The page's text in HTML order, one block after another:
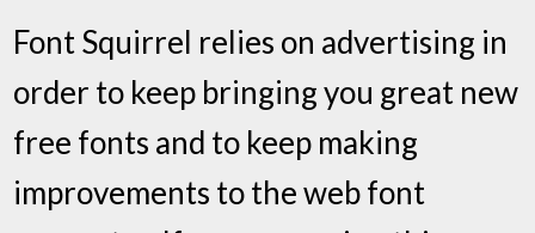
Font Squirrel relies on advertising in
order to keep bringing you great new
free fonts and to keep making
improvements to the web font